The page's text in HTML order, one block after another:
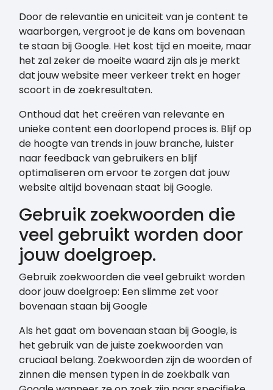
Door de relevantie en uniciteit van je content te
waarborgen, vergroot je de kans om bovenaan
te staan bij Google. Het kost tijd en moeite, maar
het zal zeker de moeite waard zijn als je merkt
dat jouw website meer verkeer trekt en hoger
scoort in de zoekresultaten.
Onthoud dat het creëren van relevante en
unieke content een doorlopend proces is. Blijf op
de hoogte van trends in jouw branche, luister
naar feedback van gebruikers en blijf
optimaliseren om ervoor te zorgen dat jouw
website altijd bovenaan staat bij Google.
Gebruik zoekwoorden die
veel gebruikt worden door
jouw doelgroep.
Gebruik zoekwoorden die veel gebruikt worden
door jouw doelgroep: Een slimme zet voor
bovenaan staan bij Google
Als het gaat om bovenaan staan bij Google, is
het gebruik van de juiste zoekwoorden van
cruciaal belang. Zoekwoorden zijn de woorden of
zinnen die mensen typen in de zoekbalk van